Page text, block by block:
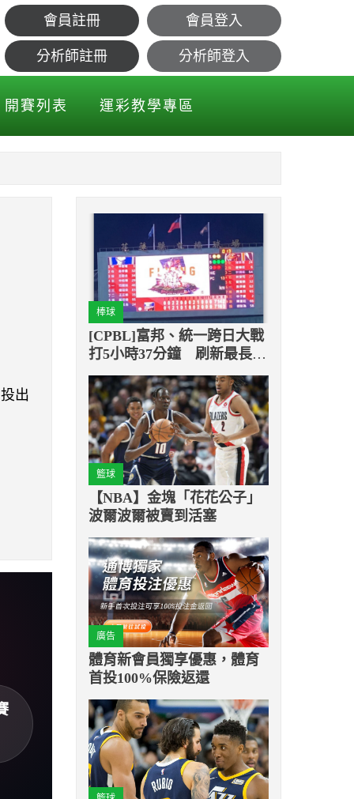
好投
會員註冊 會員登入
分析師註冊 分析師登入
開賽列表 運彩教學專區
出
棒球
[CPBL]富邦、統一跨日大戰
打5小時37分鐘 刷新最長時
間紀錄
籃球
【NBA】金塊「花花公子」
波爾波爾被賣到活塞
廣告
體育新會員獨享優惠，體育
首投100%保險返還